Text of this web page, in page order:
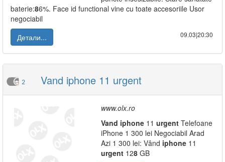
baterie:86%. Face id functional vine cu toate accesoriile Usor
negociabil
Детали...
09.03|20:30
2 Vand iphone 11 urgent
www.olx.ro
Vand iphone 11 urgent Telefoane
iPhone 1 300 lei Negociabil Arad
Azi 1 300 lei: Vând iphone 11
urgent 128 GB